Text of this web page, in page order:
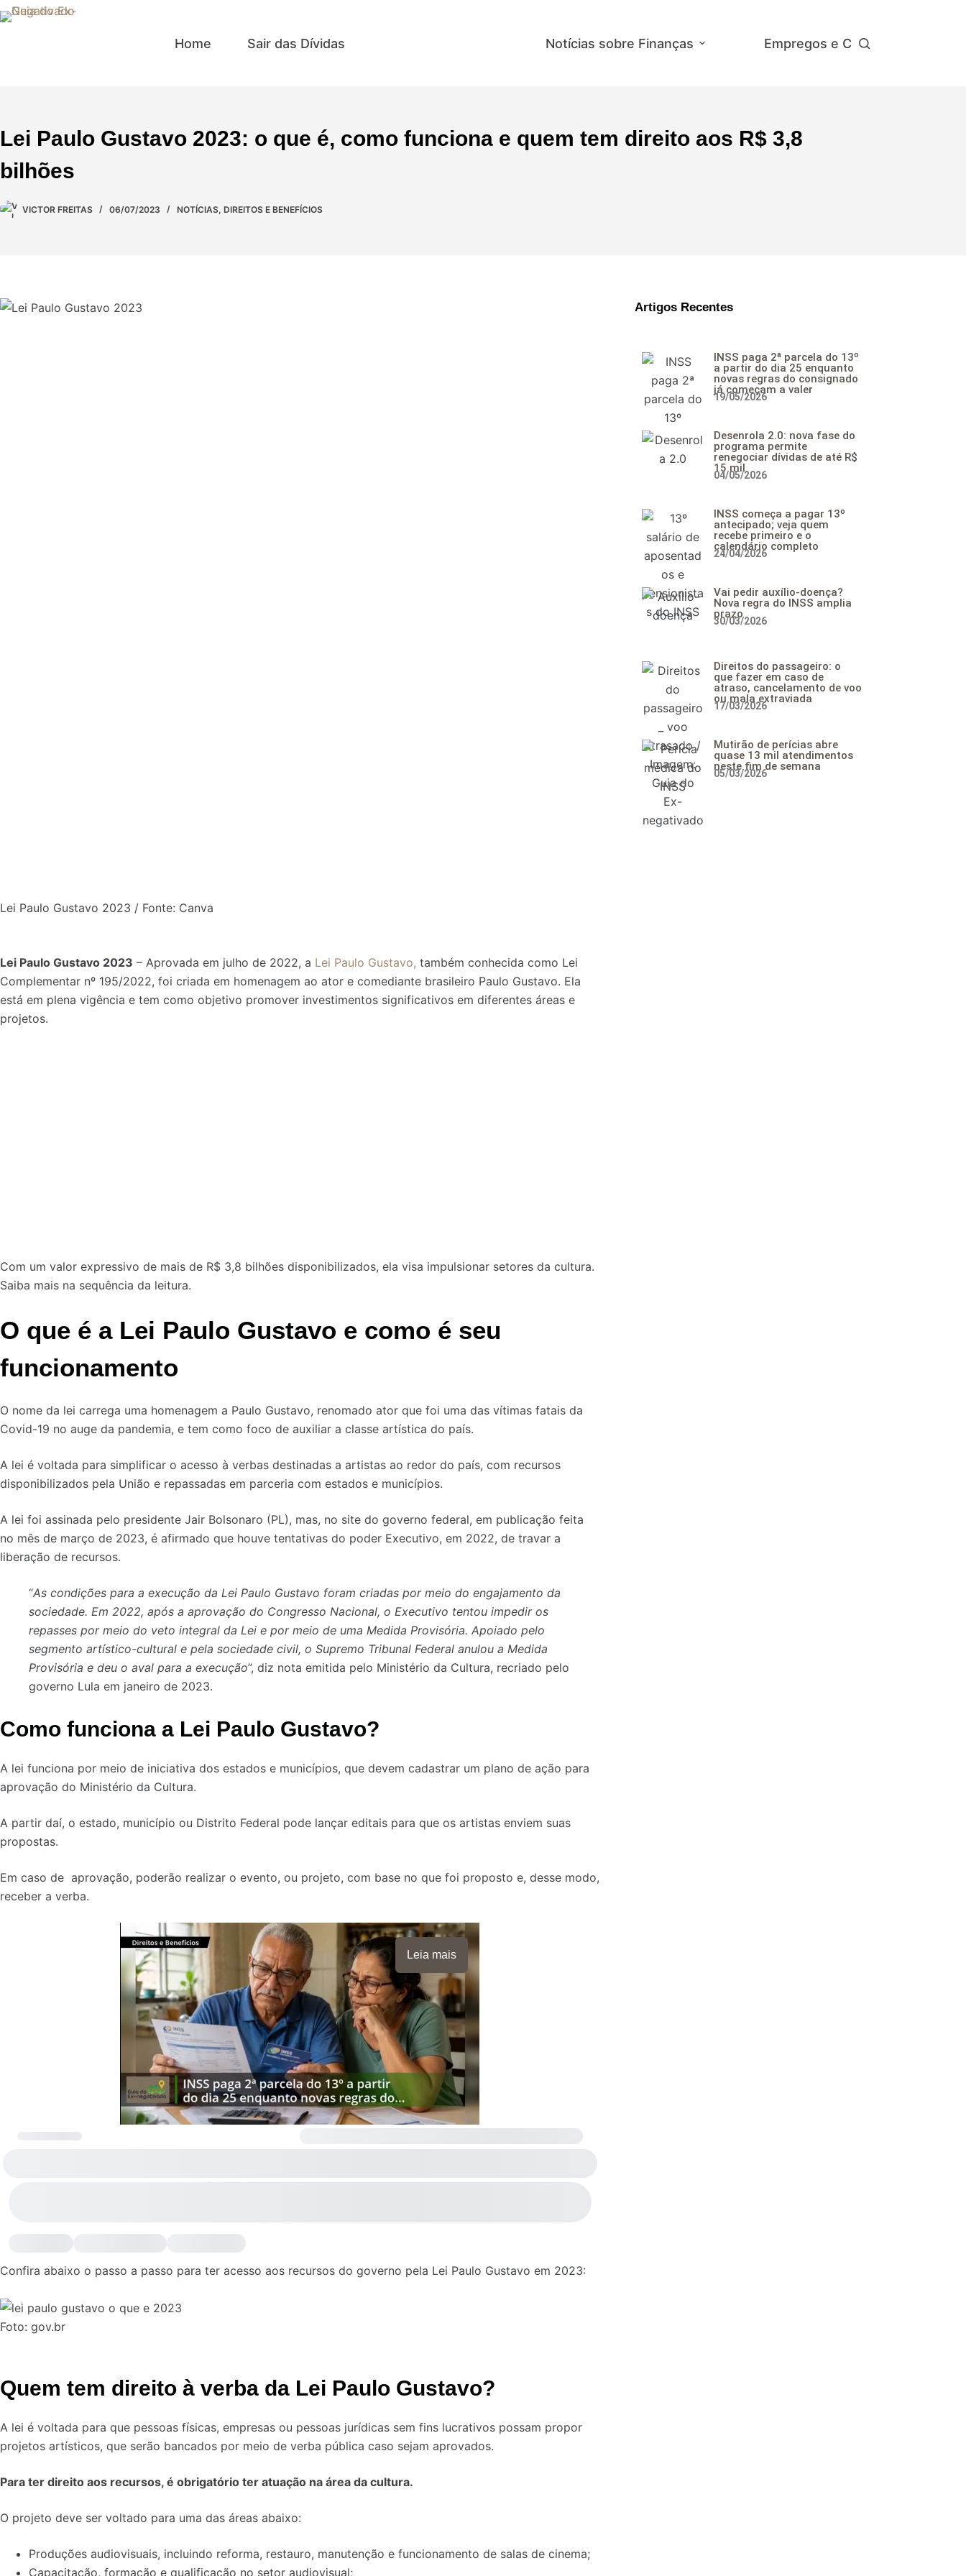
Home Sair das Dívidas Notícias sobre Finanças Empregos e Concursos
Lei Paulo Gustavo 2023: o que é, como funciona e quem tem direito aos R$ 3,8
bilhões
VICTOR FREITAS 06/07/2023 NOTÍCIAS, DIREITOS E BENEFÍCIOS
Lei Paulo Gustavo 2023 / Fonte: Canva
Lei Paulo Gustavo 2023 – Aprovada em julho de 2022, a Lei Paulo Gustavo, também conhecida como Lei
Complementar nº 195/2022, foi criada em homenagem ao ator e comediante brasileiro Paulo Gustavo. Ela
está em plena vigência e tem como objetivo promover investimentos significativos em diferentes áreas e
projetos.
Com um valor expressivo de mais de R$ 3,8 bilhões disponibilizados, ela visa impulsionar setores da cultura.
Saiba mais na sequência da leitura.
O que é a Lei Paulo Gustavo e como é seu
funcionamento
O nome da lei carrega uma homenagem a Paulo Gustavo, renomado ator que foi uma das vítimas fatais da
Covid-19 no auge da pandemia, e tem como foco de auxiliar a classe artística do país.
A lei é voltada para simplificar o acesso à verbas destinadas a artistas ao redor do país, com recursos
disponibilizados pela União e repassadas em parceria com estados e municípios.
A lei foi assinada pelo presidente Jair Bolsonaro (PL), mas, no site do governo federal, em publicação feita
no mês de março de 2023, é afirmado que houve tentativas do poder Executivo, em 2022, de travar a
liberação de recursos.
“As condições para a execução da Lei Paulo Gustavo foram criadas por meio do engajamento da
sociedade. Em 2022, após a aprovação do Congresso Nacional, o Executivo tentou impedir os
repasses por meio do veto integral da Lei e por meio de uma Medida Provisória. Apoiado pelo
segmento artístico-cultural e pela sociedade civil, o Supremo Tribunal Federal anulou a Medida
Provisória e deu o aval para a execução”, diz nota emitida pelo Ministério da Cultura, recriado pelo
governo Lula em janeiro de 2023.
Como funciona a Lei Paulo Gustavo?
A lei funciona por meio de iniciativa dos estados e municípios, que devem cadastrar um plano de ação para
aprovação do Ministério da Cultura.
A partir daí, o estado, município ou Distrito Federal pode lançar editais para que os artistas enviem suas
propostas.
Em caso de aprovação, poderão realizar o evento, ou projeto, com base no que foi proposto e, desse modo,
receber a verba.
Leia mais
Confira abaixo o passo a passo para ter acesso aos recursos do governo pela Lei Paulo Gustavo em 2023:
Foto: gov.br
Quem tem direito à verba da Lei Paulo Gustavo?
A lei é voltada para que pessoas físicas, empresas ou pessoas jurídicas sem fins lucrativos possam propor
projetos artísticos, que serão bancados por meio de verba pública caso sejam aprovados.
Para ter direito aos recursos, é obrigatório ter atuação na área da cultura.
O projeto deve ser voltado para uma das áreas abaixo:
Produções audiovisuais, incluindo reforma, restauro, manutenção e funcionamento de salas de cinema;
Capacitação, formação e qualificação no setor audiovisual;
Artigos Recentes
INSS paga 2ª parcela do 13º
a partir do dia 25 enquanto
novas regras do consignado
já começam a valer
19/05/2026
Desenrola 2.0: nova fase do
programa permite
renegociar dívidas de até R$
15 mil
04/05/2026
INSS começa a pagar 13º
antecipado; veja quem
recebe primeiro e o
calendário completo
24/04/2026
Vai pedir auxílio-doença?
Nova regra do INSS amplia
prazo
30/03/2026
Direitos do passageiro: o
que fazer em caso de
atraso, cancelamento de voo
ou mala extraviada
17/03/2026
Mutirão de perícias abre
quase 13 mil atendimentos
neste fim de semana
05/03/2026